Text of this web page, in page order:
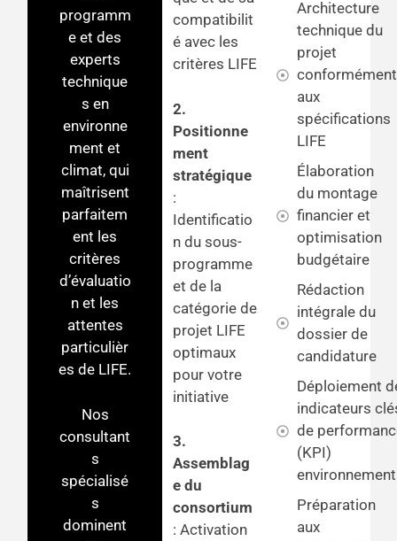
programm
e et des
experts
technique
s en
environne
ment et
climat, qui
maîtrisent
parfaitem
ent les
critères
d’évaluatio
n et les
attentes
particulièr
es de LIFE.
Nos
consultant
s
spécialisé
s
dominent
compatibilit
é avec les
critères LIFE
2.
Positionne
ment
stratégique
:
Identificatio
n du sous-
programme
et de la
catégorie de
projet LIFE
optimaux
pour votre
initiative
3.
Assemblag
e du
consortium
: Activation
Architecture
technique du
projet
conformément
aux
spécifications
LIFE
Élaboration
du montage
financier et
optimisation
budgétaire
Rédaction
intégrale du
dossier de
candidature
Déploiement
indicateurs
de
(KPI)
Préparation
aux